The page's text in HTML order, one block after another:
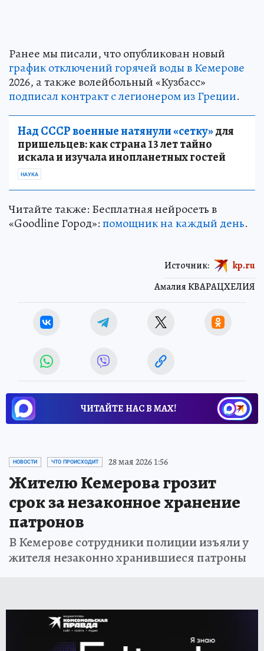
Ранее мы писали, что опубликован новый
график отключений горячей воды в Кемерове
2026, а также волейбольный «Кузбасс»
подписал контракт с легионером из Греции.
Над СССР военные натянули «сетку»для
пришельцев: как страна 13 лет тайно
искала и изучала инопланетных гостей
НАУКА
Читайте также: Бесплатная нейросеть в
«Goodline Город»:помощник на каждый день.
Амалия КВАРАЦХЕЛИЯ
Источник: kp.ru
ЧИТАЙТЕ НАС В МАХ!
НОВОСТИ ЧТО ПРОИСХОДИТ 28 мая 2026 1:56
Жителю Кемерова грозит
срок за незаконное хранение
патронов
В Кемерове сотрудники полиции изъяли у
жителя незаконно хранившиеся патроны